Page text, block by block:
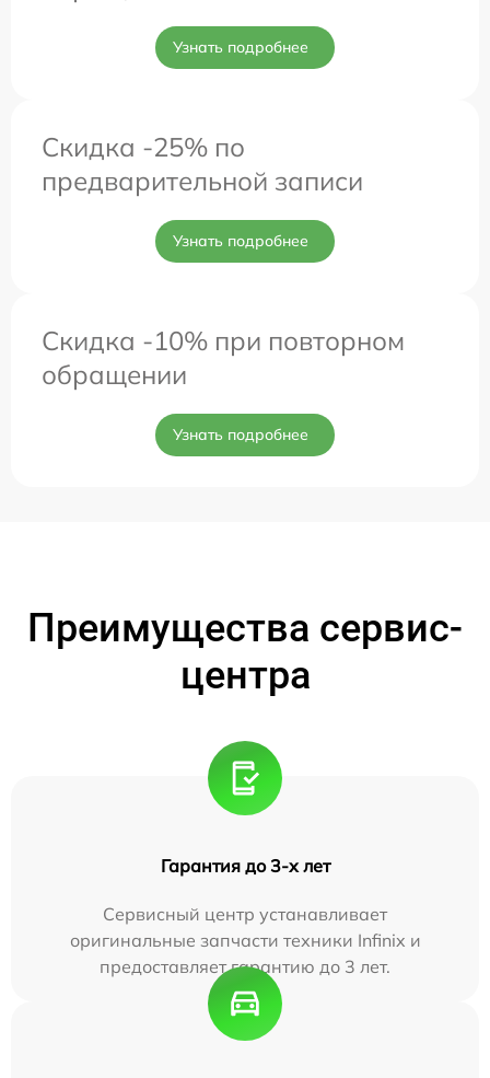
Узнать подробнее
Скидка -25% по
предварительной записи
Узнать подробнее
Скидка -10% при повторном
обращении
Узнать подробнее
Преимущества сервис-
центра
Гарантия до 3-х лет
Сервисный центр устанавливает
оригинальные запчасти техники Infinix и
предоставляет гарантию до 3 лет.